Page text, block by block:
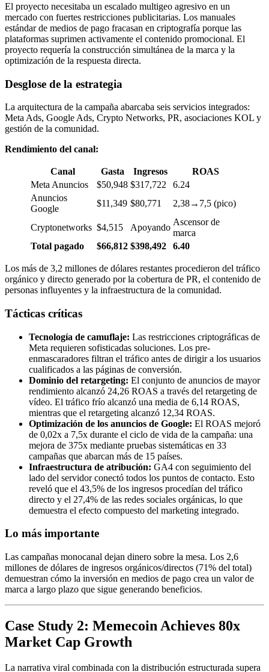
El proyecto necesitaba un escalado multigeo agresivo en un
mercado con fuertes restricciones publicitarias. Los manuales
estándar de medios de pago fracasan en criptografía porque las
plataformas suprimen activamente el contenido promocional. El
proyecto requería la construcción simultánea de la marca y la
optimización de la respuesta directa.
Desglose de la estrategia
La arquitectura de la campaña abarcaba seis servicios integrados:
Meta Ads, Google Ads, Crypto Networks, PR, asociaciones KOL y
gestión de la comunidad.
Rendimiento del canal:
Canal Gasta Ingresos
ROAS
Meta Anuncios
$50,948 $317,722
6.24
Anuncios
Google
$11,349 $80,771 2,38→7,5 (pico)
Cryptonetworks $4,515 Apoyando
Ascensor de
marca
Total pagado
$66,812 $398,492 6.40
Los más de 3,2 millones de dólares restantes procedieron del tráfico
orgánico y directo generado por la cobertura de PR, el contenido de
personas influyentes y la infraestructura de la comunidad.
Tácticas críticas
Tecnología de camuflaje: Las restricciones criptográficas de
Meta requieren sofisticadas soluciones. Los pre-
enmascaradores filtran el tráfico antes de dirigir a los usuarios
cualificados a las páginas de conversión.
Dominio del retargeting: El conjunto de anuncios de mayor
rendimiento alcanzó 24,26 ROAS a través del retargeting de
vídeo. El tráfico frío alcanzó una media de 6,14 ROAS,
mientras que el retargeting alcanzó 12,34 ROAS.
Optimización de los anuncios de Google: El ROAS mejoró
de 0,02x a 7,5x durante el ciclo de vida de la campaña: una
mejora de 375x mediante pruebas sistemáticas en 33
campañas que abarcan más de 15 países.
Infraestructura de atribución: GA4 con seguimiento del
lado del servidor conectó todos los puntos de contacto. Esto
reveló que el 43,5% de los ingresos procedían del tráfico
directo y el 27,4% de las redes sociales orgánicas, lo que
demuestra el efecto compuesto del marketing integrado.
Lo más importante
Las campañas monocanal dejan dinero sobre la mesa. Los 2,6
millones de dólares de ingresos orgánicos/directos (71% del total)
demuestran cómo la inversión en medios de pago crea un valor de
marca a largo plazo que sigue generando beneficios.
Case Study 2: Memecoin Achieves 80x
Market Cap Growth
La narrativa viral combinada con la distribución estructurada supera